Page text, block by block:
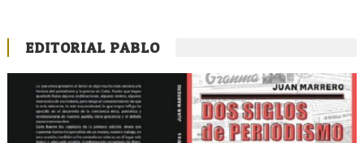
EDITORIAL PABLO